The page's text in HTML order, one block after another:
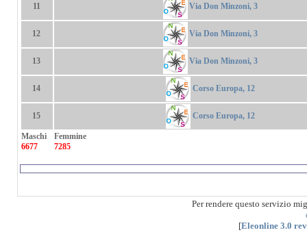
11 Via Don Minzoni, 3
12 Via Don Minzoni, 3
13 Via Don Minzoni, 3
14 Corso Europa, 12
15 Corso Europa, 12
Maschi
6677
Femmine
7285
Per rendere questo servizio
[Eleonline 3.0